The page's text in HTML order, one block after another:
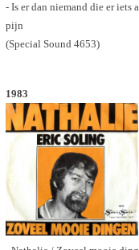
- Is er dan niemand die er iets
pijn
(Special Sound 4653)
1983